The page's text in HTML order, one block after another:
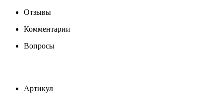
Отзывы
Комментарии
Вопросы
Артикул